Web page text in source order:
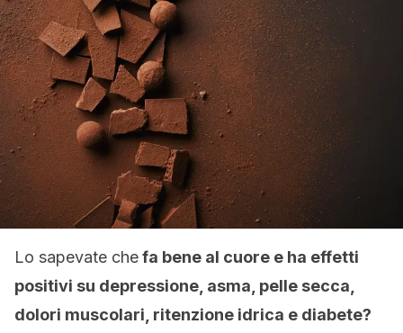
Lo sapevate chefa bene al cuore e ha effetti
positivi su depressione, asma, pelle secca,
dolori muscolari, ritenzione idrica e diabete?